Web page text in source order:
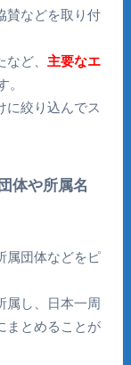
賛などを取り付
ど、 主要なエ
。
に絞り込んでス
体や所属名
属団体などをピ
属し、日本一周
まとめることが